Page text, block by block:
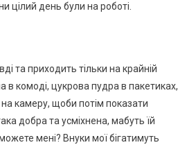
цілий день були на роботі.
та приходить тільки на крайній
в комоді, цукрова пудра в пакетиках,
камеру, щоби потім показати
добра та усміхнена, мабуть їй
мені? Внуки мої бігатимуть